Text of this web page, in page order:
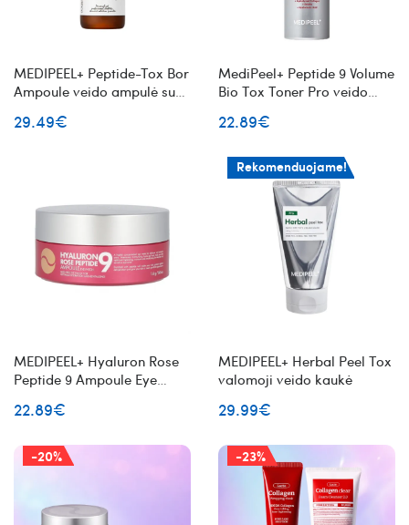
MEDIPEEL+ Peptide-Tox Bor
Ampoule veido ampulė su
29.49€
MediPeel+ Peptide 9 Volume
Bio Tox Toner Pro veido
22.89€
MEDIPEEL+ Hyaluron Rose
Peptide 9 Ampoule Eye
paakių pagalvėlės su
22.89€
Rekomenduojame!
MEDIPEEL+ Herbal Peel Tox
valomoji veido kaukė
29.99€
-20% -23%